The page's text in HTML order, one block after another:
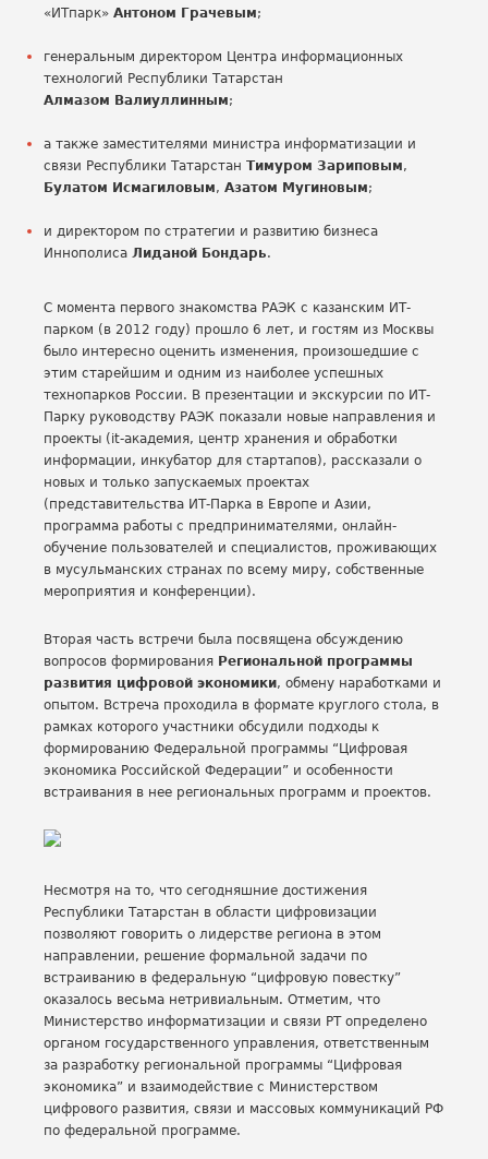
«ИТпарк» Антоном Грачевым;
генеральным директором Центра информационных
технологий Республики Татарстан
Алмазом Валиуллинным;
а также заместителями министра информатизации и
связи Республики Татарстан Тимуром Зариповым,
Булатом Исмагиловым, Азатом Мугиновым;
и директором по стратегии и развитию бизнеса
Иннополиса Лиданой Бондарь.
С момента первого знакомства РАЭК с казанским ИТ-
парком (в 2012 году) прошло 6 лет, и гостям из Москвы
было интересно оценить изменения, произошедшие с
этим старейшим и одним из наиболее успешных
технопарков России. В презентации и экскурсии по ИТ-
Парку руководству РАЭК показали новые направления и
проекты (it-академия, центр хранения и обработки
информации, инкубатор для стартапов), рассказали о
новых и только запускаемых проектах
(представительства ИТ-Парка в Европе и Азии,
программа работы с предпринимателями, онлайн-
обучение пользователей и специалистов, проживающих
в мусульманских странах по всему миру, собственные
мероприятия и конференции).
Вторая часть встречи была посвящена обсуждению
вопросов формирования Региональной программы
развития цифровой экономики, обмену наработками и
опытом. Встреча проходила в формате круглого стола, в
рамках которого участники обсудили подходы к
формированию Федеральной программы “Цифровая
экономика Российской Федерации” и особенности
встраивания в нее региональных программ и проектов.
Несмотря на то, что сегодняшние достижения
Республики Татарстан в области цифровизации
позволяют говорить о лидерстве региона в этом
направлении, решение формальной задачи по
встраиванию в федеральную “цифровую повестку”
оказалось весьма нетривиальным. Отметим, что
Министерство информатизации и связи РТ определено
органом государственного управления, ответственным
за разработку региональной программы “Цифровая
экономика” и взаимодействие с Министерством
цифрового развития, связи и массовых коммуникаций РФ
по федеральной программе.